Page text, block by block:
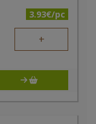
3.93€/pc
+